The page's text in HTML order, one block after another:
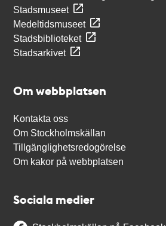
Stadsmuseet
Medeltidsmuseet
Stadsbiblioteket
Stadsarkivet
Om webbplatsen
Kontakta oss
Om Stockholmskällan
Tillgänglighetsredogörelse
Om kakor på webbplatsen
Sociala medier